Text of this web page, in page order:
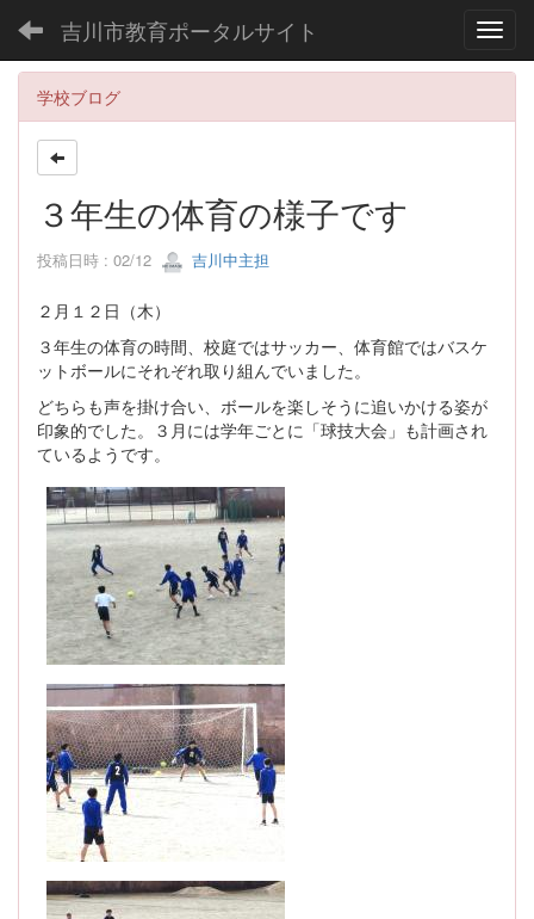
吉川市教育ポータルサイト
学校ブログ
３年生の体育の様子です
投稿日時 : 02/12 吉川中主担
２月１２日（木）
３年生の体育の時間、校庭ではサッカー、体育館ではバスケ
ットボールにそれぞれ取り組んでいました。
どちらも声を掛け合い、ボールを楽しそうに追いかける姿が
印象的でした。３月には学年ごとに「球技大会」も計画され
ているようです。